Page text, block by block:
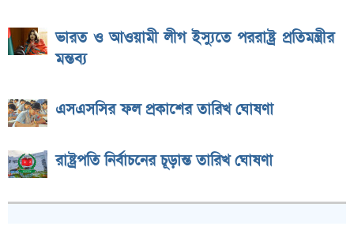
ভারত ও আওয়ামী লীগ ইস্যুতে পররাষ্ট্র প্রতিমন্ত্রীর
মন্তব্য
এসএসসির ফল প্রকাশের তারিখ ঘোষণা
রাষ্ট্রপতি নির্বাচনের চূড়ান্ত তারিখ ঘোষণা